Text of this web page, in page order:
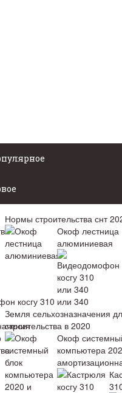
Нормы строительства снт
Окоф лестница
алюминиевая
косгу 310 или 340
Земля сельхозназначения
строительства в 2020
Окоф
компьютера